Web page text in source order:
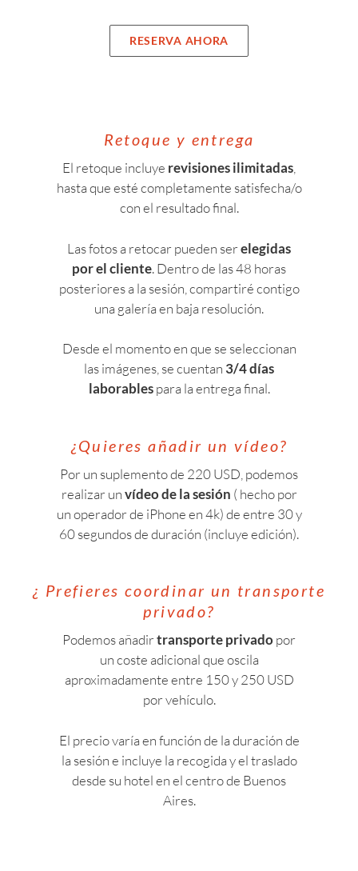
RESERVA AHORA
Retoque y entrega
El retoque incluye revisiones ilimitadas,
hasta que esté completamente satisfecha/o
con el resultado final.
Las fotos a retocar pueden serelegidas
por el cliente. Dentro de las 48 horas
posteriores a la sesión, compartiré contigo
una galería en baja resolución.
Desde el momento en que se seleccionan
las imágenes, se cuentan 3/4 días
laborablespara la entrega final.
¿Quieres añadir un vídeo?
Por un suplemento de 220 USD, podemos
realizar unvídeo de la sesión ( hecho por
un operador de iPhone en 4k) de entre 30 y
60 segundos de duración (incluye edición).
¿ Prefieres coordinar un transporte
privado?
Podemos añadirtransporte privadopor
un coste adicional que oscila
aproximadamente entre 150 y 250 USD
por vehículo.
El precio varía en función de la duración de
la sesión e incluye la recogida y el traslado
desde su hotel en el centro de Buenos
Aires.